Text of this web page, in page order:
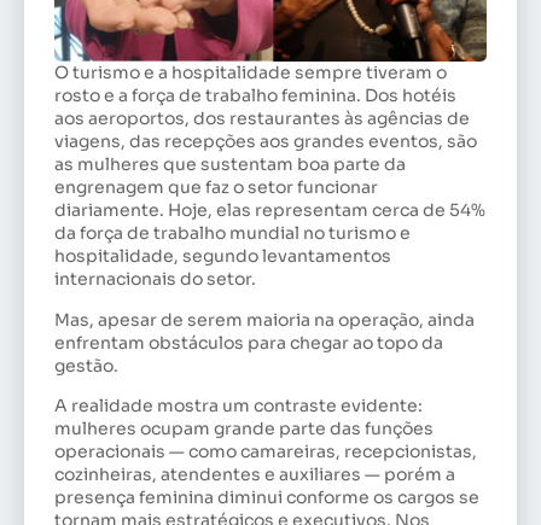
O turismo e a hospitalidade sempre tiveram o
rosto e a força de trabalho feminina. Dos hotéis
aos aeroportos, dos restaurantes às agências de
viagens, das recepções aos grandes eventos, são
as mulheres que sustentam boa parte da
engrenagem que faz o setor funcionar
diariamente. Hoje, elas representam cerca de 54%
da força de trabalho mundial no turismo e
hospitalidade, segundo levantamentos
internacionais do setor.
Mas, apesar de serem maioria na operação, ainda
enfrentam obstáculos para chegar ao topo da
gestão.
A realidade mostra um contraste evidente:
mulheres ocupam grande parte das funções
operacionais — como camareiras, recepcionistas,
cozinheiras, atendentes e auxiliares — porém a
presença feminina diminui conforme os cargos se
tornam mais estratégicos e executivos. Nos